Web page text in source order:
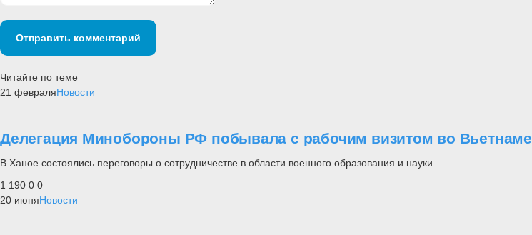
Отправить комментарий
Читайте по теме
21 февраляНовости
Делегация Минобороны РФ побывала с рабочим визитом во Вьетнаме
В Ханое состоялись переговоры о сотрудничестве в области военного образования и науки.
1 190 0 0
20 июняНовости